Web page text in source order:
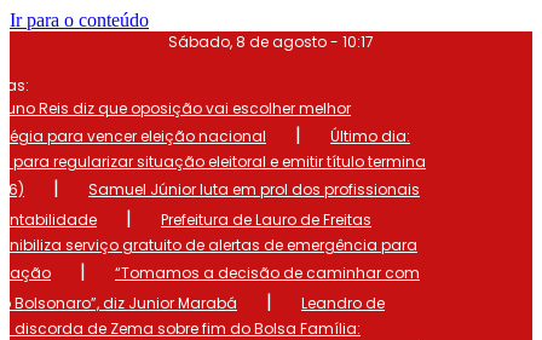
Ir para o conteúdo
Sábado, 8 de agosto - 10:17
Reis diz que oposição vai escolher melhor
para vencer eleição nacional
|
Último dia:
para regularizar situação eleitoral e emitir título termina
|
Samuel Júnior luta em prol dos profissionais
|
Prefeitura de Lauro de Freitas
serviço gratuito de alertas de emergência para
|
“Tomamos a decisão de caminhar com
Bolsonaro”, diz Junior Marabá
|
Leandro de
discorda de Zema sobre fim do Bolsa Família: